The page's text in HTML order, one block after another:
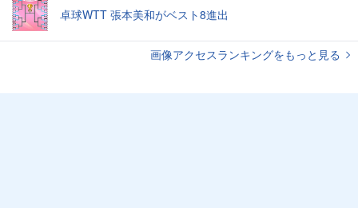
卓球WTT 張本美和がベスト8進出
画像アクセスランキングをもっと見る